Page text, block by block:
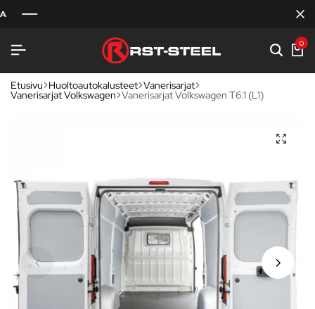
0
Etusivu Huoltoautokalusteet Vanerisarjat
Vanerisarjat Volkswagen Vanerisarjat Volkswagen T6.1 (L1)